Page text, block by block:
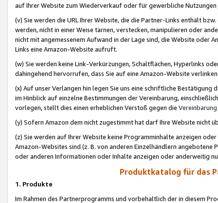
auf Ihrer Website zum Wiederverkauf oder für gewerbliche
(v) Sie werden die URL Ihrer Website, die die Partner-Links enthält
werden, nicht in einer Weise tarnen, verstecken, manipulieren oder
nicht mit angemessenem Aufwand in der Lage sind, die Website oder
Links eine Amazon-Website aufruft.
(w) Sie werden keine Link-Verkürzungen, Schaltflächen, Hyperlinks
dahingehend hervorrufen, dass Sie auf eine Amazon-Website
(x) Auf unser Verlangen hin legen Sie uns eine schriftliche
im Hinblick auf einzelne Bestimmungen der Vereinbarung,
vorlegen, stellt dies einen erheblichen Verstoß gegen die Vereinbarung
(y) Sofern Amazon dem nicht zugestimmt hat darf Ihre Website nicht
(z) Sie werden auf Ihrer Website keine Programminhalte anzeigen
Amazon-Websites sind (z. B. von anderen Einzelhändlern
oder anderen Informationen oder Inhalte anzeigen oder anderweitig
Produktkatalog für das
1. Produkte
Im Rahmen des Partnerprogramms und vorbehaltlich der in diesem